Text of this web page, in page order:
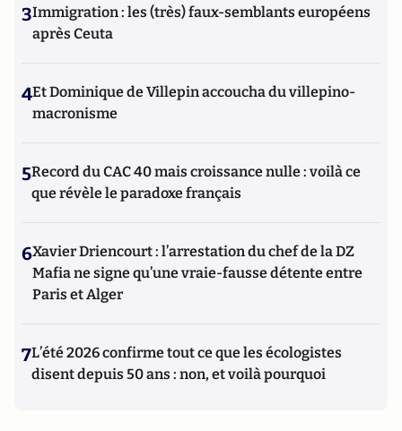
3Immigration : les (très) faux-semblants européens
après Ceuta
4Et Dominique de Villepin accoucha du villepino-
macronisme
5Record du CAC 40 mais croissance nulle : voilà ce
que révèle le paradoxe français
6Xavier Driencourt : l’arrestation du chef de la DZ
Mafia ne signe qu’une vraie-fausse détente entre
Paris et Alger
7L’été 2026 confirme tout ce que les écologistes
disent depuis 50 ans : non, et voilà pourquoi